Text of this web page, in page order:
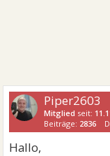
Piper2603
Mitglied seit:
Beiträge: 2836
Hallo,